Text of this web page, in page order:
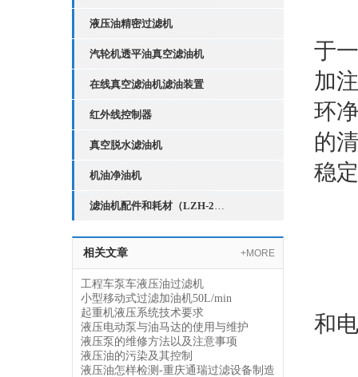
液压油精密过滤机
汽轮机透平油真空滤油机
在线真空滤油机滤油装置
红外线控制器
真空脱水滤油机
机油净油机
滤油机配件和耗材（LZH-2红外线液位控制器）
相关文章 +MORE
工程车泵车液压油过滤机
小型移动式过滤加油机50L/min
起重机液压系统技术要求
液压电动泵与油马达的使用与维护
液压泵的维修方法以及注意事项
液压油的污染及其控制
液压油怎样检测-重庆通瑞过滤设备制造
于
加
环
的
稳
和